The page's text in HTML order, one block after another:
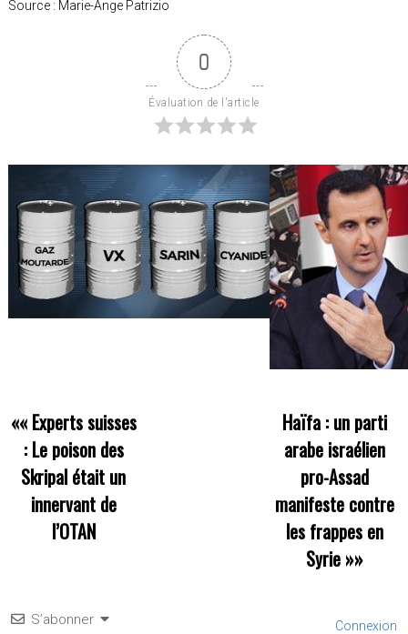
Source : Marie-Ange Patrizio
0
Évaluation de l'article
«« Experts suisses
: Le poison des
Skripal était un
innervant de
l’OTAN
Haïfa : un parti
arabe israélien
pro-Assad
manifeste contre
les frappes en
Syrie»»
S’abonner Connexion